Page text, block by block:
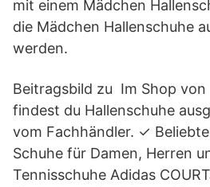
mit einem Mädchen
die Mädchen Hallenschuhe
werden.
Beitragsbild zu Im Shop von
findest du Hallenschuhe
vom Fachhändler. ✓
Schuhe für Damen, Herren
Tennisschuhe Adidas